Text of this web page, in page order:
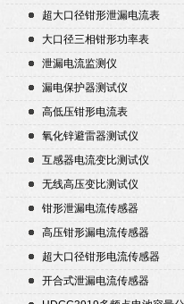
超大口径钳形泄漏电流表
大口径三相钳形功率表
泄漏电流监测仪
漏电保护器测试仪
高低压钳形电流表
氧化锌避雷器测试仪
互感器电流变比测试仪
无线高压变比测试仪
钳形泄漏电流传感器
高压钳形漏电流传感器
超大口径钳形电流传感器
开合式泄漏电流传感器